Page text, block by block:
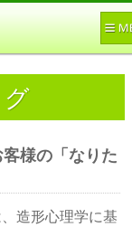
様の「なりた
造形心理学に基